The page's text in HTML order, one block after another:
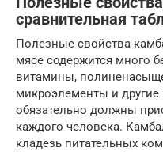
сравнительная
Полезные свойства
мясе содержится много
витамины,
микроэлементы и
обязательно должны
каждого человека.
кладезь питательных